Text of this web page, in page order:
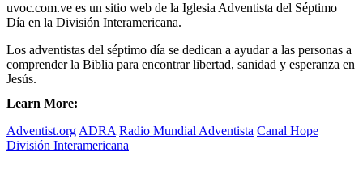
uvoc.com.ve es un sitio web de la Iglesia Adventista del Séptimo
Día en la División Interamericana.
Los adventistas del séptimo día se dedican a ayudar a las personas a
comprender la Biblia para encontrar libertad, sanidad y esperanza en
Jesús.
Learn More:
Adventist.org ADRA Radio Mundial Adventista Canal Hope
División Interamericana